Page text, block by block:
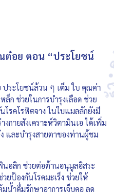
ต๋อย ตอน “ประโยชน์
ประโยชน์ล้วน ๆ เต็ม ใบ คุณค่า
ก ช่วยในการบำรุงเลือด ช่วย
รคโรหิตจาง ในใบแมลลักยังมี
กายสังเคราะห์วิตามินเอ ได้เพิ่ม
และบำรุงสายตาของท่านผู้ชม
นอลิก ช่วยต่อต้านอนุมูลอิสระ
ยป้องกันโรคมะเร็ง ช่วยให้
น้ำดื่มรักษาอาการเจ็บคอ ลด